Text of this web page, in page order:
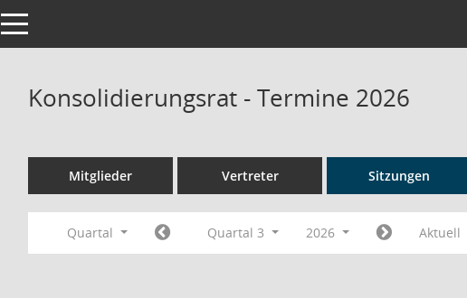
Toggle navigation
Konsolidierungsrat - Termine 2026
Mitglieder Vertreter Sitzungen
Quartal Quartal 3 2026 Aktuell